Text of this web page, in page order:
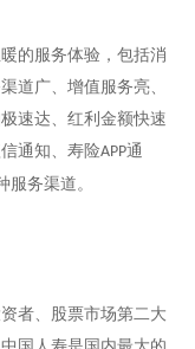
的服务体验，包括消
道广、增值服务亮、
速达、红利金额快速
通知、寿险APP通
服务渠道。
者、股票市场第二大